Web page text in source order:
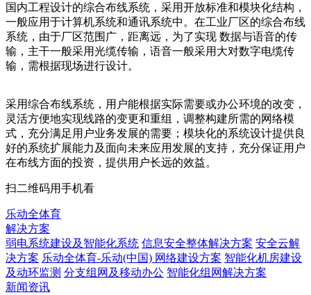
国内工程设计的综合布线系统，采用开放标准和模块化结构，
一般应用于计算机系统和通讯系统中。在工业厂区的综合布线
系统，由于厂区范围广，距离远，为了实现 数据与语音的传
输，主干一般采用光缆传输，语音一般采用大对数字电缆传
输，需根据现场进行设计。
采用综合布线系统，用户能根据实际需要或办公环境的改变，
灵活方便地实现线路的变更和重组，调整构建所需的网络模
式，充分满足用户业务发展的需要；模块化的系统设计提供良
好的系统扩展能力及面向未来应用发展的支持，充分保证用户
在布线方面的投资，提供用户长远的效益。
扫二维码用手机看
乐动全体育
解决方案
弱电系统建设及智能化系统 信息安全整体解决方案 安全云解
决方案 乐动全体育-乐动(中国) 网络建设方案 智能化机房建设
及动环监测 分支组网及移动办公 智能化组网解决方案
新闻资讯